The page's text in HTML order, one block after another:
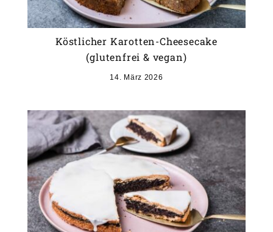
Köstlicher Karotten-Cheesecake
(glutenfrei & vegan)
14. März 2026